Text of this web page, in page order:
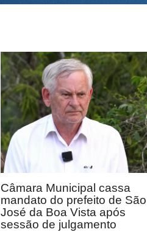
Câmara Municipal cassa
mandato do prefeito de São
José da Boa Vista após
sessão de julgamento